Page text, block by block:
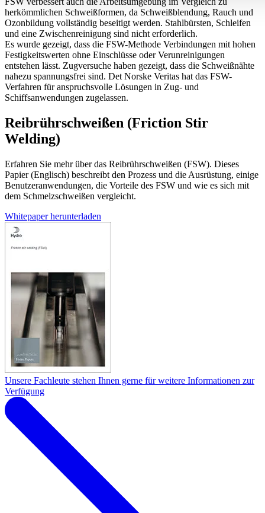
herkömmlichen Schweißformen, da Schweißblendung, Rauch und
Ozonbildung vollständig beseitigt werden. Stahlbürsten, Schleifen
und eine Zwischenreinigung sind nicht erforderlich.
Es wurde gezeigt, dass die FSW-Methode Verbindungen mit hohen
Festigkeitswerten ohne Einschlüsse oder Verunreinigungen
entstehen lässt. Zugversuche haben gezeigt, dass die Schweißnähte
nahezu spannungsfrei sind. Det Norske Veritas hat das FSW-
Verfahren für anspruchsvolle Lösungen in Zug- und
Schiffsanwendungen zugelassen.
Reibrührschweißen (Friction Stir
Welding)
Erfahren Sie mehr über das Reibrührschweißen (FSW). Dieses
Papier (Englisch) beschreibt den Prozess und die Ausrüstung, einige
Benutzeranwendungen, die Vorteile des FSW und wie es sich mit
dem Schmelzschweißen vergleicht.
Whitepaper herunterladen
Unsere Fachleute stehen Ihnen gerne für weitere Informationen zur
Verfügung